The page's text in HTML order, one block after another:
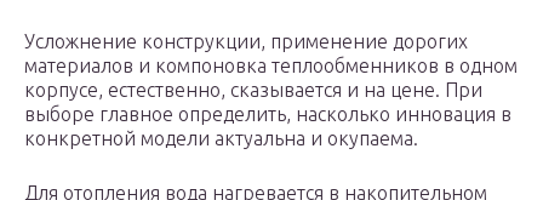
Усложнение конструкции, применение дорогих
материалов и компоновка теплообменников в одном
корпусе, естественно, сказывается и на цене. При
выборе главное определить, насколько инновация в
конкретной модели актуальна и окупаема.
Для отопления вода нагревается в накопительном